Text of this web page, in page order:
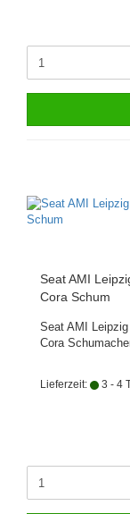
Seat AMI
Cora Schum
Seat AMI
Cora
Lieferzeit: 3 - 4